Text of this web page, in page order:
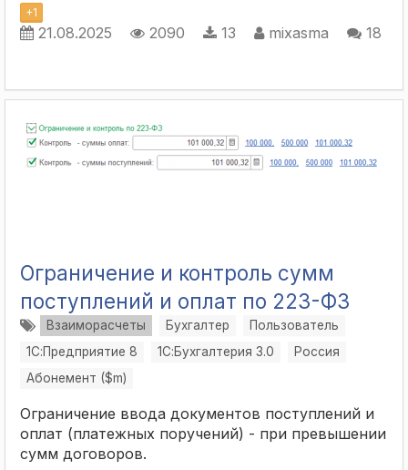
+1
21.08.2025 2090 13 mixasma 18
Ограничение и контроль сумм
поступлений и оплат по 223-ФЗ
Взаиморасчеты Бухгалтер
Пользователь
1С:Предприятие 8
1С:Бухгалтерия 3.0
Россия
Абонемент ($m)
Ограничение ввода документов поступлений и
оплат (платежных поручений) - при превышении
сумм договоров.